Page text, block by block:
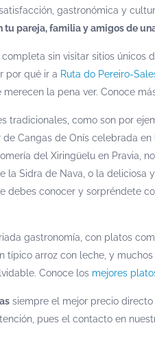
gastronómica y
tu pareja, familia y amigos de
sin visitar sitios
por qué ir a Ruta do Pereiro-
la pena ver. Conoce
tradicionales, como son por
Cangas de Onís celebrada
del Xiringüelu en Pravia,
la Sidra de Nava, o la deliciosa
debes conocer y sorpréndete
gastronomía, con platos
típico arroz con leche, y
Conoce los mejores
siempre el mejor precio directo
pues el contacto en